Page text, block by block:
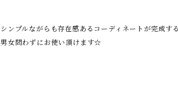
シンプルながらも存在感あるコーディネートが完成す
男女問わずにお使い頂けます☆